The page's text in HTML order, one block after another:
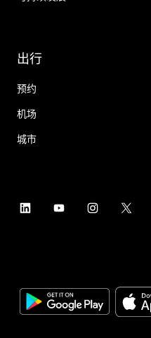
出行
预约
机场
城市